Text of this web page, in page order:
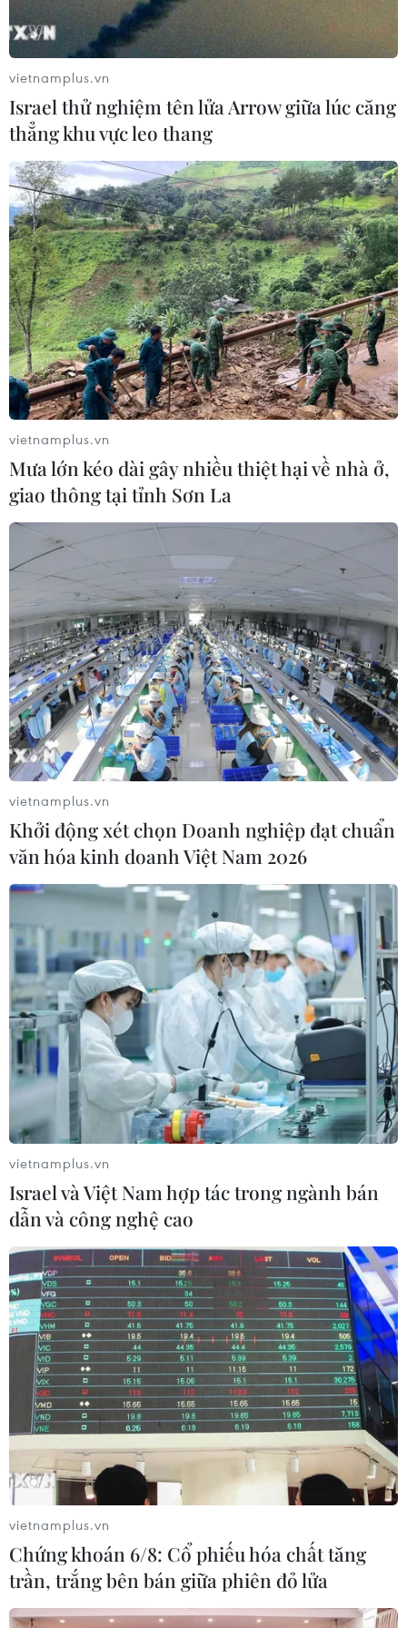
Nhiều nước đồng loạt lên án vụ tấn công
khủng bố ở Afghanistan
23/04/2018 04:10
Nhiều nước đồng loạt lên án vụ tấn công khủng bố do
nhóm IS tiến hành bên ngoài một trung tâm đăng ký
bầu cử ở thủ đô Kabul của Afghanistan, khiến ít nhất 57
người thiệt mạng.
Afghanistan: Lực lượng an ninh đụng độ
Taliban, ít nhất 10 người chết
24/04/2018 07:54
Đụng độ đã nổ ra ngày 24/4 giữa các lực lượng an
ninh và nhóm phiến quân Taliban tại huyện Jaghato của
tỉnh Ghazni, khiến ít nhất bốn cảnh sát và sáu phiến
quân tử vong, nhiều người khác bị thương.
vietnamplus.vn
Israel thử nghiệm tên lửa Arrow giữa lúc căng
thẳng khu vực leo thang
vietnamplus.vn
Mưa lớn kéo dài gây nhiều thiệt hại về nhà ở,
giao thông tại tỉnh Sơn La
vietnamplus.vn
Khởi động xét chọn Doanh nghiệp đạt chuẩn
văn hóa kinh doanh Việt Nam 2026
vietnamplus.vn
Israel và Việt Nam hợp tác trong ngành bán
dẫn và công nghệ cao
vietnamplus.vn
Chứng khoán 6/8: Cổ phiếu hóa chất tăng
trần, trắng bên bán giữa phiên đỏ lửa